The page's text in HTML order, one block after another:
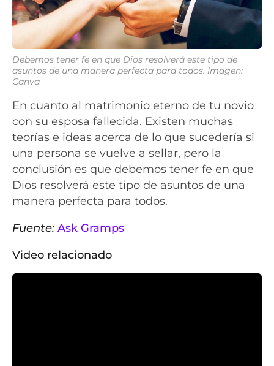
Debemos tener fe en que Dios resolverá este tipo de
asuntos de una manera perfecta para todos. Imagen:
Canva
En cuanto al matrimonio eterno de tu novio
con su esposa fallecida. Existen muchas
teorías e ideas acerca de lo que sucedería si
una persona se vuelve a sellar, pero la
conclusión es que debemos tener fe en que
Dios resolverá este tipo de asuntos de una
manera perfecta para todos.
Fuente: Ask Gramps
Video relacionado